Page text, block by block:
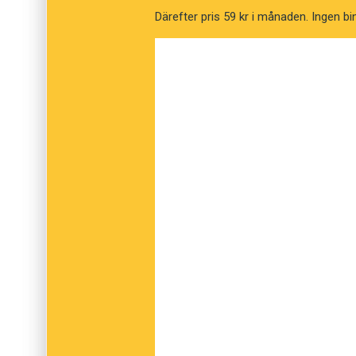
Därefter pris 59 kr i månaden. Ingen